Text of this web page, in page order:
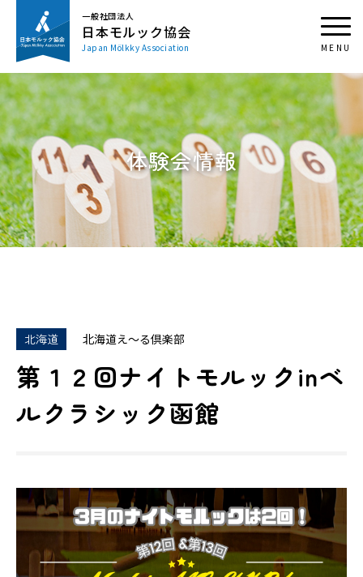
一般社団法人
日本モルック協会
Japan Mölkky Association
体験会情報
北海道 北海道え～る倶楽部
第１２回ナイトモルックinベ
ルクラシック函館